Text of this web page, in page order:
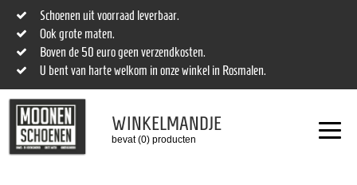
Schoenen uit voorraad leverbaar.
Ook grote maten.
Boven de 50 euro geen verzendkosten.
U bent van harte welkom in onze winkel in Rosmalen.
WINKELMANDJE
bevat (0) producten